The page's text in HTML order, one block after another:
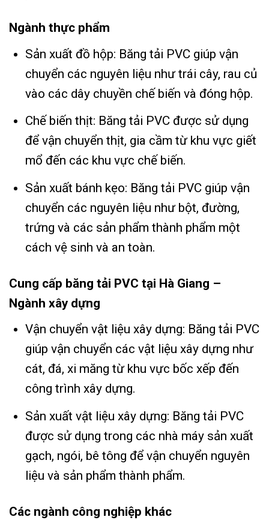
Ngành thực phẩm
Sản xuất đồ hộp: Băng tải PVC giúp vận
chuyển các nguyên liệu như trái cây, rau củ
vào các dây chuyền chế biến và đóng hộp.
Chế biến thịt: Băng tải PVC được sử dụng
để vận chuyển thịt, gia cầm từ khu vực giết
mổ đến các khu vực chế biến.
Sản xuất bánh kẹo: Băng tải PVC giúp vận
chuyển các nguyên liệu như bột, đường,
trứng và các sản phẩm thành phẩm một
cách vệ sinh và an toàn.
Cung cấp băng tải PVC tại Hà Giang –
Ngành xây dựng
Vận chuyển vật liệu xây dựng: Băng tải PVC
giúp vận chuyển các vật liệu xây dựng như
cát, đá, xi măng từ khu vực bốc xếp đến
công trình xây dựng.
Sản xuất vật liệu xây dựng: Băng tải PVC
được sử dụng trong các nhà máy sản xuất
gạch, ngói, bê tông để vận chuyển nguyên
liệu và sản phẩm thành phẩm.
Các ngành công nghiệp khác